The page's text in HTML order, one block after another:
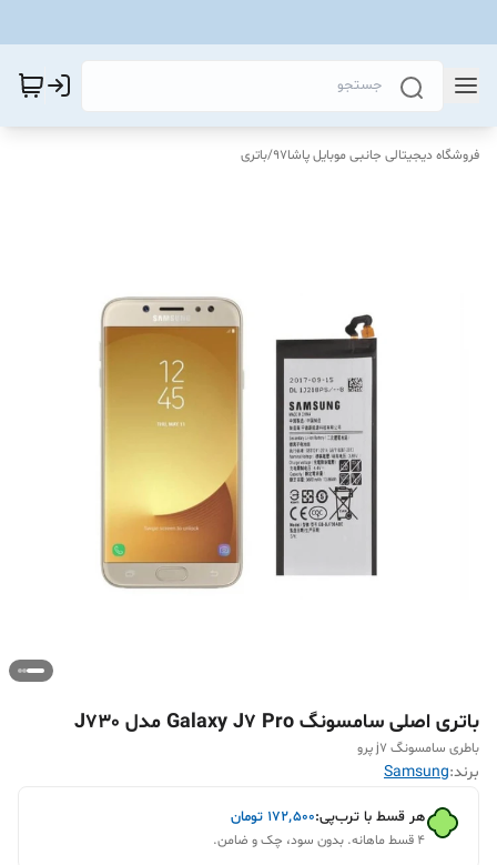
فروشگاه دیجیتالی جانبی موبایل پاشا97 /باتری
باتری اصلی سامسونگ Galaxy J7 Pro مدل J730
باطری سامسونگ j7 پرو
برند:Samsung
هر قسط با ترب‌پی:۱۷۲٬۵۰۰ تومان
۴ قسط ماهانه. بدون سود، چک و ضامن.